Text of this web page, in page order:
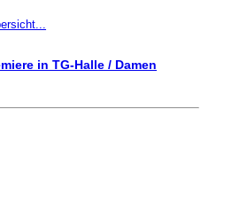
in TG-Halle / Damen